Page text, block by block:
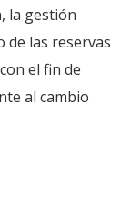
la gestión
de las reservas
el fin de
al cambio